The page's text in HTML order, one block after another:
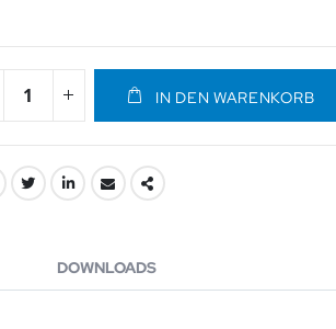
IN DEN WARENKORB
DOWNLOADS